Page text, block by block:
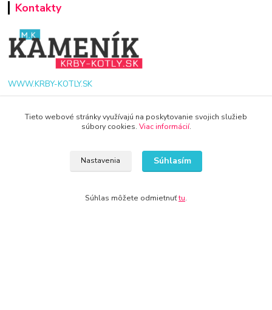
Kontakty
WWW.KRBY-KOTLY.SK
Tieto webové stránky využívajú na poskytovanie svojich služieb
súbory cookies. Viac informácií.
Nastavenia Súhlasím
Súhlas môžete odmietnuťtu.